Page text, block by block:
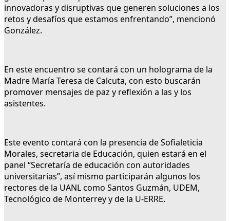
innovadoras y disruptivas que generen soluciones a los
retos y desafíos que estamos enfrentando”, mencionó
González.
En este encuentro se contará con un holograma de la
Madre María Teresa de Calcuta, con esto buscarán
promover mensajes de paz y reflexión a las y los
asistentes.
Este evento contará con la presencia de Sofialeticia
Morales, secretaria de Educación, quien estará en el
panel “Secretaría de educación con autoridades
universitarias”, así mismo participarán algunos los
rectores de la UANL como Santos Guzmán, UDEM,
Tecnológico de Monterrey y de la U-ERRE.